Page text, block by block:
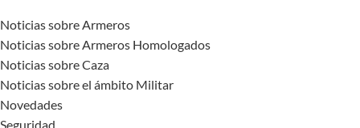
Noticias sobre Armeros
Noticias sobre Armeros Homologados
Noticias sobre Caza
Noticias sobre el ámbito Militar
Novedades
Seguridad